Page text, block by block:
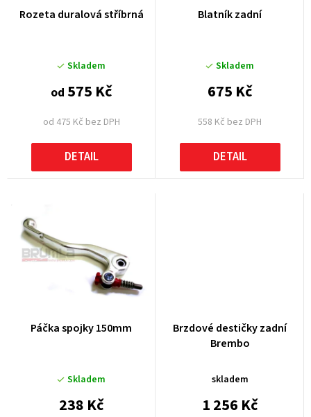
Rozeta duralová stříbrná
Skladem
od 475 Kč bez DPH
od 575 Kč
DETAIL
Blatník zadní
Skladem
558 Kč bez DPH
675 Kč
DETAIL
Páčka spojky 150mm
Skladem
238 Kč
Brzdové destičky zadní
Brembo
skladem
1 256 Kč